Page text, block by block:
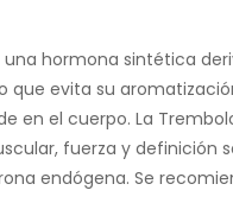
hormona sintética
que evita su
en el cuerpo. La
fuerza y definición
endógena. Se